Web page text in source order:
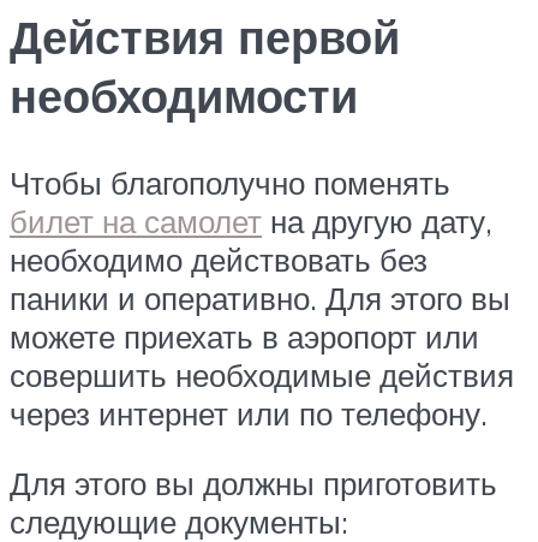
Действия первой
необходимости
Чтобы благополучно поменять
билет на самолет на другую дату,
необходимо действовать без
паники и оперативно. Для этого вы
можете приехать в аэропорт или
совершить необходимые действия
через интернет или по телефону.
Для этого вы должны приготовить
следующие документы: